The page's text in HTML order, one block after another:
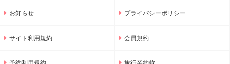
お知らせ プライバシーポリシー
サイト利用規約 会員規約